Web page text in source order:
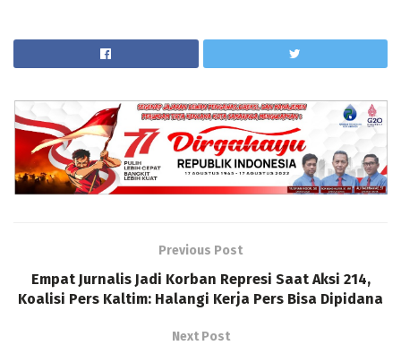
Previous Post
Empat Jurnalis Jadi Korban Represi Saat Aksi 214,
Koalisi Pers Kaltim: Halangi Kerja Pers Bisa Dipidana
Next Post